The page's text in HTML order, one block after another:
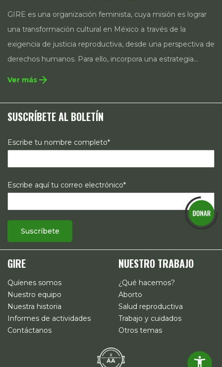
GIRE es una organización feminista, cuya misión es lograr
una transformación cultural en México a través de la
exigencia de justicia reproductiva, desde una perspectiva de
derechos humanos. Para ello, incorpora una estrategia
integral que contempla la incidencia en legislación y
estrategias de comunicación e investigación sobre el
estado de los derechos reproductivos en México.
Ver más arrow_forward
SUSCRÍBETE AL BOLETÍN
Escribe tu nombre completo*
Escribe aquí tu correo electrónico*
GIRE
Quíenes somos
Nuestro equipo
Nuestra historia
Informes de actividades
Contáctanos
NUESTRO TRABAJO
¿Qué hacemos?
Aborto
Salud reproductiva
Trabajo y cuidados
Otros temas